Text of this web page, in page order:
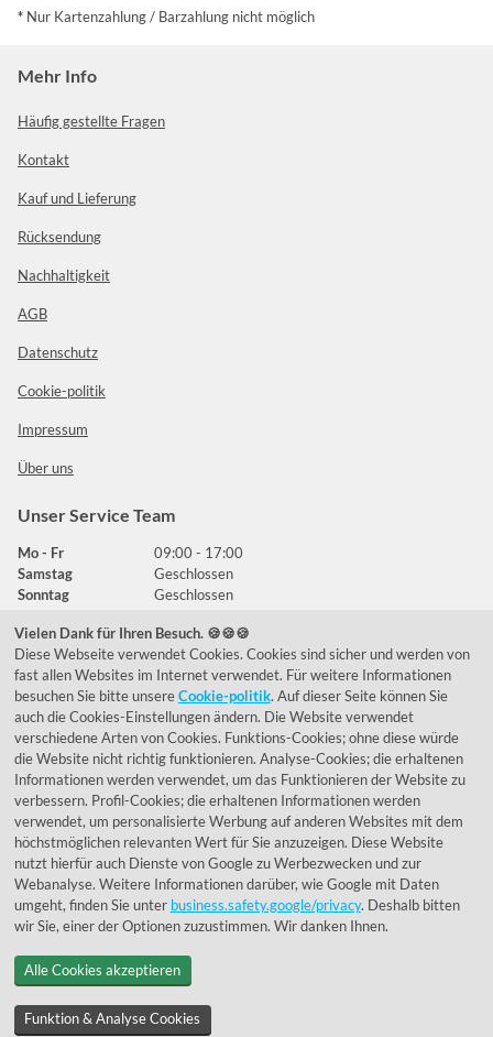
* Nur Kartenzahlung / Barzahlung nicht möglich
Mehr Info
Häufig gestellte Fragen
Kontakt
Kauf und Lieferung
Rücksendung
Nachhaltigkeit
AGB
Datenschutz
Cookie-politik
Impressum
Über uns
Unser Service Team
Mo - Fr
09:00 - 17:00
Samstag
Geschlossen
Sonntag
Geschlossen
Häufig gestellte Fragen
039292 - 678215
de@lumidora.com
FacebookInstagram
Kundenmeinungen
Exzellent - eKomi.de
Vielen Dank für Ihren Besuch. 🍪🍪🍪
Diese Webseite verwendet Cookies. Cookies sind sicher und werden von
fast allen Websites im Internet verwendet. Für weitere Informationen
besuchen Sie bitte unsereCookie-politik. Auf dieser Seite können Sie
auch die Cookies-Einstellungen ändern. Die Website verwendet
verschiedene Arten von Cookies. Funktions-Cookies; ohne diese würde
die Website nicht richtig funktionieren. Analyse-Cookies; die erhaltenen
Informationen werden verwendet, um das Funktionieren der Website zu
verbessern. Profil-Cookies; die erhaltenen Informationen werden
verwendet, um personalisierte Werbung auf anderen Websites mit dem
höchstmöglichen relevanten Wert für Sie anzuzeigen. Diese Website
nutzt hierfür auch Dienste von Google zu Werbezwecken und zur
Webanalyse. Weitere Informationen darüber, wie Google mit Daten
umgeht, finden Sie unter business.safety.google/privacy. Deshalb bitten
wir Sie, einer der Optionen zuzustimmen. Wir danken Ihnen.
Alle Cookies akzeptieren
Funktion & Analyse Cookies